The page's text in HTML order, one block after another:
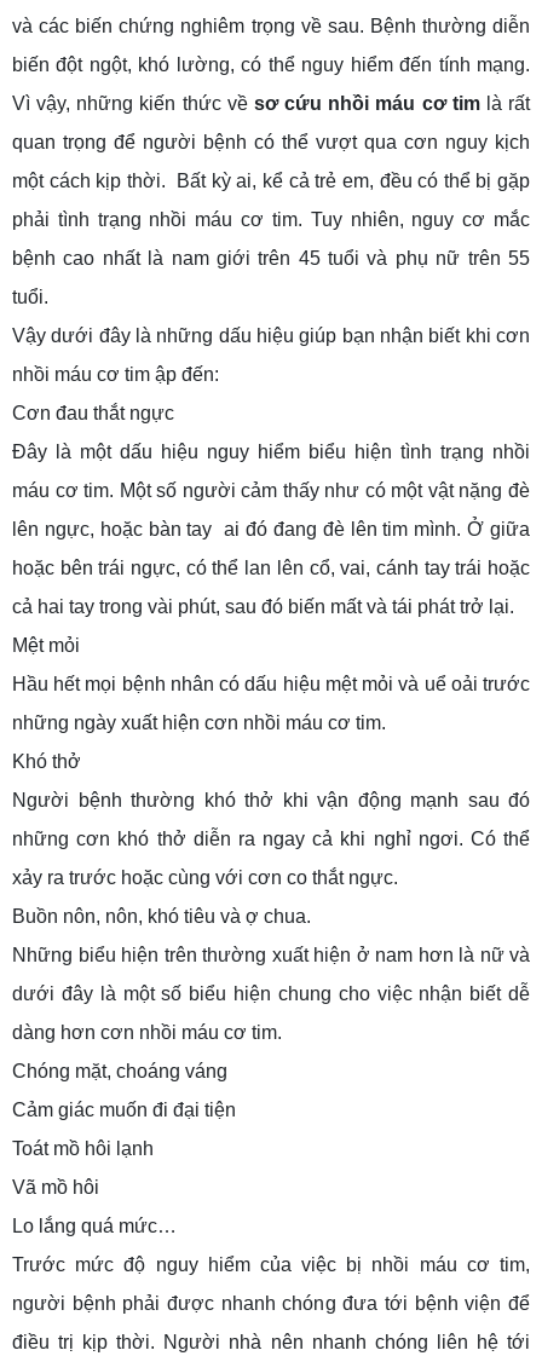
và các biến chứng nghiêm trọng về sau. Bệnh thường diễn
biến đột ngột, khó lường, có thể nguy hiểm đến tính mạng.
Vì vậy, những kiến ​​thức về sơ cứu nhồi máu cơ timlà rất
quan trọng để người bệnh có thể vượt qua cơn nguy kịch
một cách kịp thời. Bất kỳ ai, kể cả trẻ em, đều có thể bị gặp
phải tình trạng nhồi máu cơ tim. Tuy nhiên, nguy cơ mắc
bệnh cao nhất là nam giới trên 45 tuổi và phụ nữ trên 55
tuổi.
Vậy dưới đây là những dấu hiệu giúp bạn nhận biết khi cơn
nhồi máu cơ tim ập đến:
Cơn đau thắt ngực
Đây là một dấu hiệu nguy hiểm biểu hiện tình trạng nhồi
máu cơ tim. Một số người cảm thấy như có một vật nặng đè
lên ngực, hoặc bàn tay ai đó đang đè lên tim mình. Ở giữa
hoặc bên trái ngực, có thể lan lên cổ, vai, cánh tay trái hoặc
cả hai tay trong vài phút, sau đó biến mất và tái phát trở lại.
Mệt mỏi
Hầu hết mọi bệnh nhân có dấu hiệu mệt mỏi và uể oải trước
những ngày xuất hiện cơn nhồi máu cơ tim.
Khó thở
Người bệnh thường khó thở khi vận động mạnh sau đó
những cơn khó thở diễn ra ngay cả khi nghỉ ngơi. Có thể
xảy ra trước hoặc cùng với cơn co thắt ngực.
Buồn nôn, nôn, khó tiêu và ợ chua.
Những biểu hiện trên thường xuất hiện ở nam hơn là nữ và
dưới đây là một số biểu hiện chung cho việc nhận biết dễ
dàng hơn cơn nhồi máu cơ tim.
Chóng mặt, choáng váng
Cảm giác muốn đi đại tiện
Toát mồ hôi lạnh
Vã mồ hôi
Lo lắng quá mức…
Trước mức độ nguy hiểm của việc bị nhồi máu cơ tim,
người bệnh phải được nhanh chóng đưa tới bệnh viện để
điều trị kịp thời. Người nhà nên nhanh chóng liên hệ tới